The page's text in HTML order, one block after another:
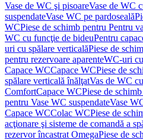
Vase de WC şi pisoareVase de WC
suspendateVase WC pe pardoseală
WCPiese de schimb pentru Pentru
WC cu funcţie de bideuPentru
uri cu spălare verticalăPiese de
pentru rezervoare aparenteWC-uri
Capace WCCapace WCPiese de
spălare verticală înălţatVas de WC
ComfortCapace WCPiese de
pentru Vase WC suspendateVase
Capace WCColac WCPiese de
acţionare şi sisteme de comandă a
rezervor încastrat OmegaPiese de